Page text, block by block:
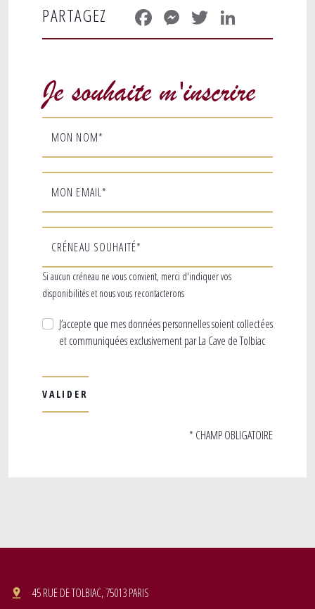
PARTAGEZ FacebookMessenger
Twitter
Je souhaite m'inscrire
MON NOM*
MON EMAIL*
CRÉNEAU SOUHAITÉ*
Si aucun créneau ne vous convient, merci d'indiquer vos
disponibilités et nous vous recontacterons
J’accepte que mes données personnelles soient collectées
et communiquées exclusivement par La Cave de Tolbiac
* CHAMP OBLIGATOIRE
45 RUE DE TOLBIAC, 75013 PARIS